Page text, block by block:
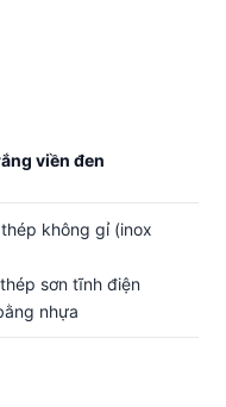
viền đen
không gỉ (inox
sơn tĩnh điện
nhựa